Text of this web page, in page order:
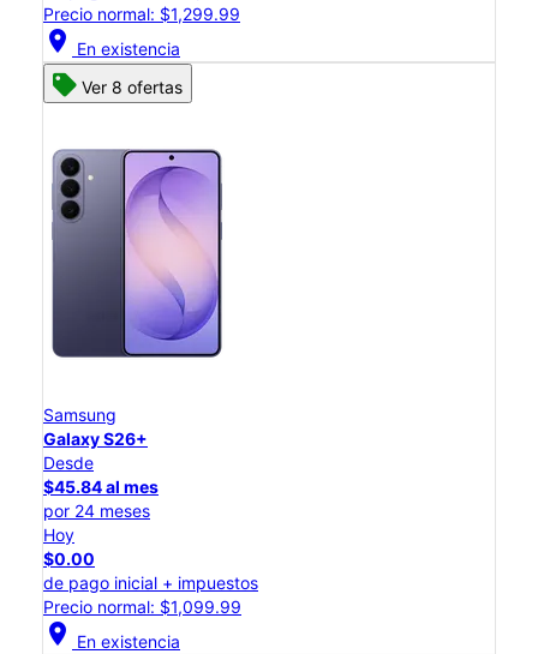
Precio normal: $1,299.99
location_on En existencia
Ver 8 ofertas
Samsung
Galaxy S26+
Desde
$45.84 al mes
por 24 meses
Hoy
$0.00
de pago inicial + impuestos
Precio normal: $1,099.99
location_on En existencia